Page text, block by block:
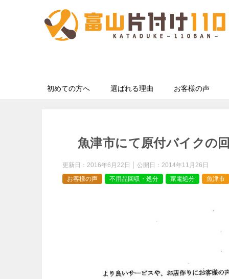
初めての方へ 選ばれる理由 お客様の声
魚津市にて原付バイクの
更新日： 2016年6月22日 公開日： 2014年11月26日
お客様の声
不用品回収・処分 家電処分 魚津市